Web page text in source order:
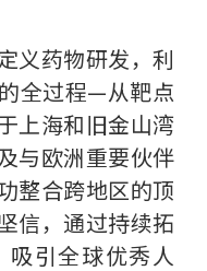
义药物研发，利
全过程—从靶点
上海和旧金山湾
与欧洲重要伙伴
整合跨地区的顶
信，通过持续拓
吸引全球优秀人